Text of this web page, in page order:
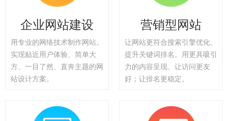
企业网站建设
用专业的网络技术制作网站。
实现贴近用户体验、简单大
方、一目了然、直奔主题的网
站设计方案。
营销型网站
让网站更符合搜索引擎优化、
提升关键词排名。用更具吸引
力的内容呈现、让访问更友
好；让排名更稳定。